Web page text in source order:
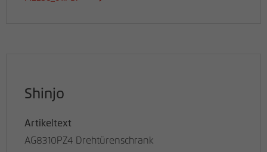
Shinjo
Artikeltext
AG8310PZ4 Drehtürenschrank